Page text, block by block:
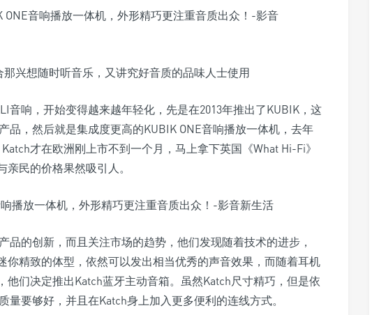
那兴想随时听音乐，又讲究好音质的品味人士使用
音响，开始变得越来越年轻化，先是在2013年推出了KUBIK，这
品，然后就是集成度更高的KUBIK ONE音响播放一体机，去年
才在欧洲刚上市不到一个月，马上拿下英国《What Hi-Fi》
民的价格果然吸引人。
品的创新，而且关注市场的趋势，他们发现随着技术的进步，
你精致的体型，依然可以发出相当优秀的声音效果，而随着耳机
他们决定推出Katch蓝牙主动音箱。虽然Katch尺寸精巧，但是依
量要够好，并且在Katch身上加入更多便利的连线方式。